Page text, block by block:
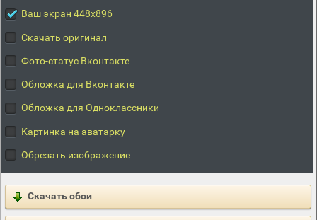
Ваш экран 448x896
Скачать оригинал
Фото-статус Вконтакте
Обложка для Вконтакте
Обложка для Одноклассники
Картинка на аватарку
Обрезать изображение
Скачать обои